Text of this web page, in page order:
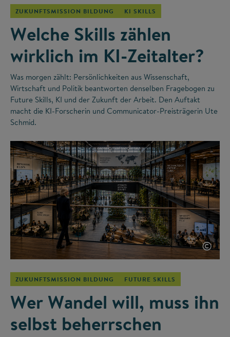
ZUKUNFTSMISSION BILDUNG KI SKILLS
Welche Skills zählen
wirklich im KI-Zeitalter?
Was morgen zählt: Persönlichkeiten aus Wissenschaft,
Wirtschaft und Politik beantworten denselben Fragebogen zu
Future Skills, KI und der Zukunft der Arbeit. Den Auftakt
macht die KI-Forscherin und Communicator-Preisträgerin Ute
Schmid.
©
ZUKUNFTSMISSION BILDUNG FUTURE SKILLS
Wer Wandel will, muss ihn
selbst beherrschen